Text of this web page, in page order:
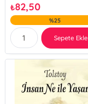
₺82,50
%25
Sepete Ekle